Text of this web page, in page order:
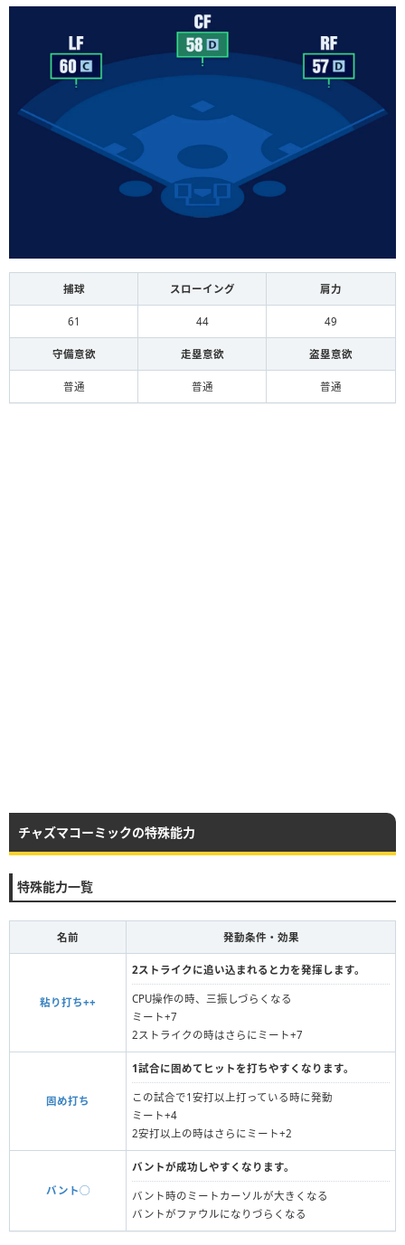
捕球 スローイング 肩力
61 44 49
守備意欲 走塁意欲 盗塁意欲
普通 普通 普通
チャズマコーミックの特殊能力
特殊能力一覧
名前 発動条件・効果
粘り打ち++
2ストライクに追い込まれると力を発揮します。
CPU操作の時、三振しづらくなる
ミート+7
2ストライクの時はさらにミート+7
固め打ち
1試合に固めてヒットを打ちやすくなります。
この試合で1安打以上打っている時に発動
ミート+4
2安打以上の時はさらにミート+2
バント◯
バントが成功しやすくなります。
バント時のミートカーソルが大きくなる
バントがファウルになりづらくなる